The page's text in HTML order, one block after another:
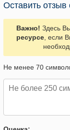
Оставить отзыв
Важно! Здесь
ресурсе, если
Не менее 70